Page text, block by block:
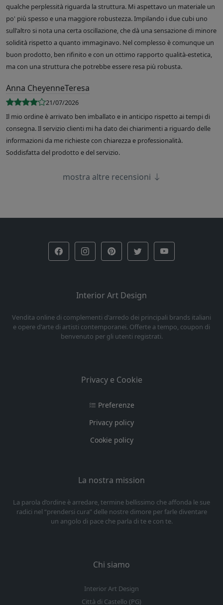
qualche perplessità riguarda la struttura. Mi aspettavo un materiale un
po' più spesso e una maggiore robustezza. Impilando i due cubi uno
sull'altro si nota una certa oscillazione, che dà una sensazione di minore
solidità rispetto a quanto immaginavo. Nel complesso è comunque un
buon prodotto, ben rifinito e con un ottimo rapporto qualità-estetica,
ma con una struttura che potrebbe essere resa più robusta.
Anna CheyenneTeresa
21/07/2026
Il mio ordine è arrivato ben imballato e in anticipo rispetto ai tempi di
consegna. Il servizio clienti mi ha dato dei chiarimenti a riguardo delle
informazioni da me richieste con chiarezza e professionalità.
Soddisfatta del prodotto e del servizio.
mostra altre recensioni
Interior Art Design
Vendita online di complementi d'arredo dei principali brands italiani
e opere d'arte di artisti contemporanei. Offerte a tempo, coupon di
benvenuto per gli utenti registrati.
Privacy e Cookie
Preferenze
Privacy policy
Cookie policy
La nostra mission
La parola d’ordine è arredare, termine bellissimo che affonda le sue
radici nel “prendersi cura” delle nostre dimore per farle diventare
un angolo di pace che parla di te e con te.
Chi siamo
Interior Art Design
Città di Castello (PG)